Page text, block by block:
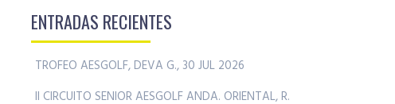
ENTRADAS RECIENTES
TROFEO AESGOLF, DEVA G., 30 JUL 2026
II CIRCUITO SENIOR AESGOLF ANDA. ORIENTAL, R.